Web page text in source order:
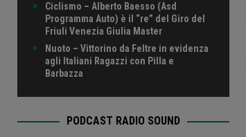
Ciclismo – Alberto Baesso (Asd
Programma Auto) è il “re” del Giro del
Friuli Venezia Giulia Master
Nuoto – Vittorino da Feltre in evidenza
agli Italiani Ragazzi con Pilla e
Barbazza
PODCAST RADIO SOUND